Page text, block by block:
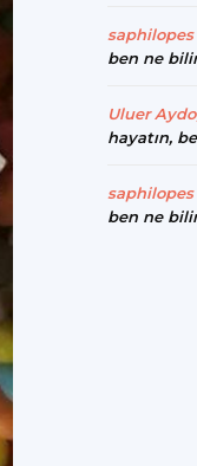
saphilopes
ben ne
Uluer
hayatın,
saphilopes
ben ne